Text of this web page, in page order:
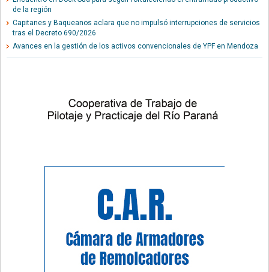
de la región
Capitanes y Baqueanos aclara que no impulsó interrupciones de servicios
tras el Decreto 690/2026
Avances en la gestión de los activos convencionales de YPF en Mendoza